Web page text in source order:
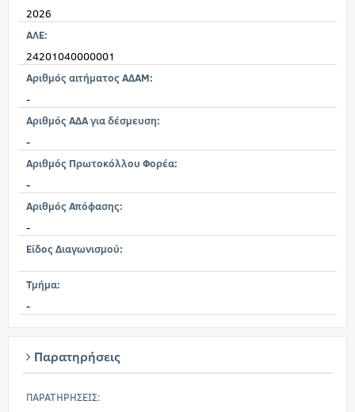
2026
ΑΛΕ:
24201040000001
Αριθμός αιτήματος ΑΔΑΜ:
-
Αριθμός ΑΔΑ για δέσμευση:
-
Αριθμός Πρωτοκόλλου Φορέα:
-
Αριθμός Απόφασης:
-
Είδος Διαγωνισμού:
Τμήμα:
-
Παρατηρήσεις
ΠΑΡΑΤΗΡΗΣΕΙΣ: